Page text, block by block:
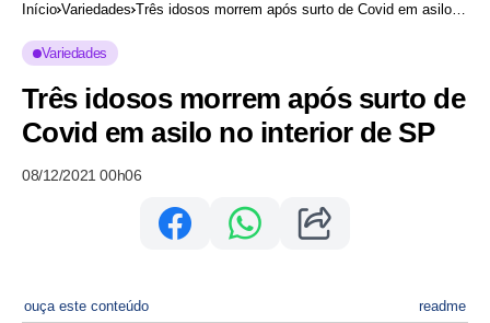
Início Variedades Três idosos morrem após surto de Covid em asilo
Variedades
Três idosos morrem após surto de
Covid em asilo no interior de SP
08/12/2021 00h06
ouça este conteúdo readme